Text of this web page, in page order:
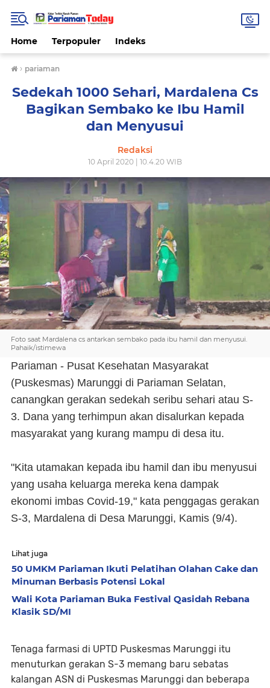
Home Terpopuler Indeks
› pariaman
Sedekah 1000 Sehari, Mardalena Cs
Bagikan Sembako ke Ibu Hamil
dan Menyusui
Redaksi
10 April 2020 | 10.4.20 WIB
Foto saat Mardalena cs antarkan sembako pada ibu hamil dan menyusui.
Pahaik/istimewa
Pariaman - Pusat Kesehatan Masyarakat
(Puskesmas) Marunggi di Pariaman Selatan,
canangkan gerakan sedekah seribu sehari atau S-
3. Dana yang terhimpun akan disalurkan kepada
masyarakat yang kurang mampu di desa itu.
"Kita utamakan kepada ibu hamil dan ibu menyusui
yang usaha keluarga mereka kena dampak
ekonomi imbas Covid-19," kata penggagas gerakan
S-3, Mardalena di Desa Marunggi, Kamis (9/4).
Lihat juga
50 UMKM Pariaman Ikuti Pelatihan Olahan Cake dan
Minuman Berbasis Potensi Lokal
Wali Kota Pariaman Buka Festival Qasidah Rebana
Klasik SD/MI
Tenaga farmasi di UPTD Puskesmas Marunggi itu
menuturkan gerakan S-3 memang baru sebatas
kalangan ASN di Puskesmas Marunggi dan beberapa